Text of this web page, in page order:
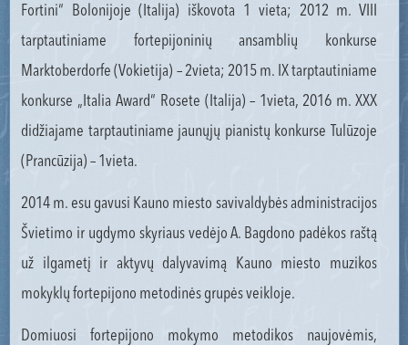
Fortini“ Bolonijoje (Italija) iškovota 1 vieta; 2012 m. VIII
tarptautiniame fortepijoninių ansamblių konkurse
Marktoberdorfe (Vokietija) – 2vieta; 2015 m. IX tarptautiniame
konkurse „Italia Award“ Rosete (Italija) – 1vieta, 2016 m. XXX
didžiajame tarptautiniame jaunųjų pianistų konkurse Tulūzoje
(Prancūzija) – 1vieta.
2014 m. esu gavusi Kauno miesto savivaldybės administracijos
Švietimo ir ugdymo skyriaus vedėjo A. Bagdono padėkos raštą
už ilgametį ir aktyvų dalyvavimą Kauno miesto muzikos
mokyklų fortepijono metodinės grupės veikloje.
Domiuosi fortepijono mokymo metodikos naujovėmis,